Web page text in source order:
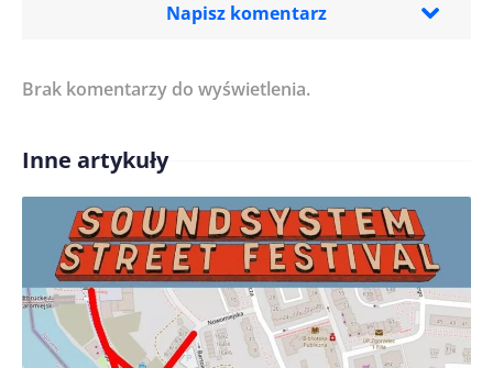
Napisz komentarz
Treść komentarza*
Imię/ Nick*
Brak komentarzy do wyświetlenia.
Inne artykuły